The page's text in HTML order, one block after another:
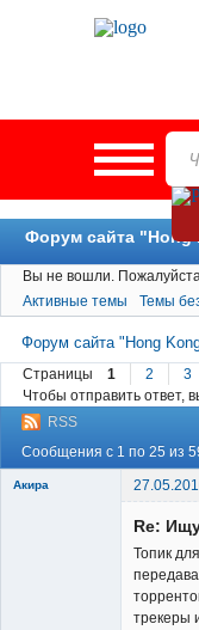
Форум сайта "Hong
Форум
Новости
Пользователи
Поиск
Вы не вошли.
Активные темы
Темы
Форум сайта "Hong
Страницы 1 2 3
Чтобы отправить ответ,
RSS
Сообщения с 1 по 25 из
Акира
Re:
Топик
трекеры